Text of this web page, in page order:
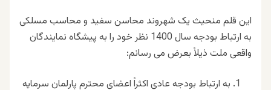
این قلم منحیث یک شهروند محاسن سفید و محاسب مسلکی
به ارتباط بودجه سال 1400 نظر خود را به پیشگاه نمایندگان
واقعی ملت ذیلاً بعرض می رسانم:
به ارتباط بودجه عادی اکثراً اعضای محترم پارلمان سرمایه